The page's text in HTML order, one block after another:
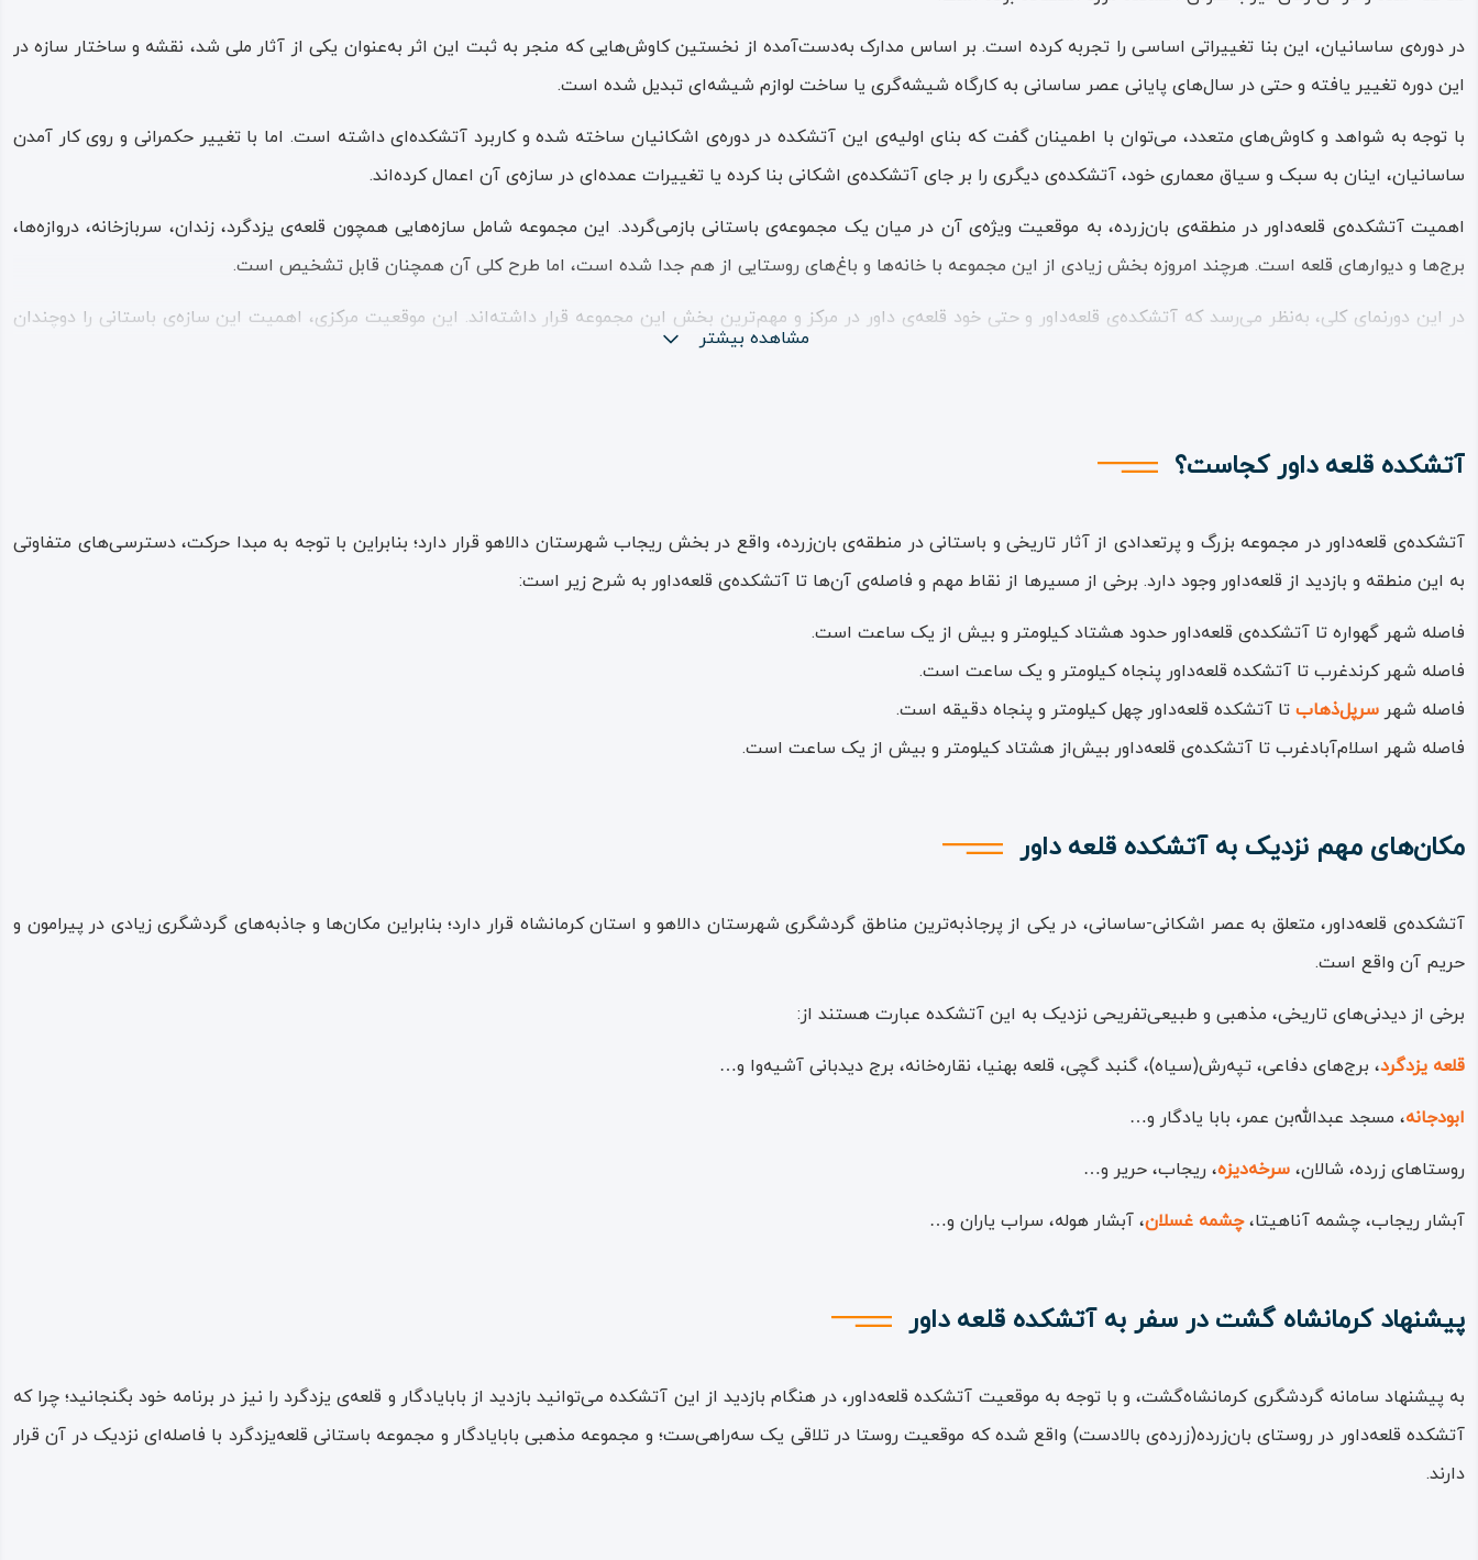
در دوره‌ی ساسانیان، این بنا تغییراتی اساسی را تجربه کرده است. بر اساس مدارک به‌دست‌آمده از نخستین کاوش‌هایی که منجر به ثبت این اثر به‌عنوان یکی از آثار ملی شد، نقشه و ساختار سازه در
این دوره تغییر یافته و حتی در سال‌های پایانی عصر ساسانی به کارگاه شیشه‌گری یا ساخت لوازم شیشه‌ای تبدیل شده است.
با توجه به شواهد و کاوش‌های متعدد، می‌توان با اطمینان گفت که بنای اولیه‌ی این آتشکده در دوره‌ی اشکانیان ساخته شده و کاربرد آتشکده‌ای داشته است. اما با تغییر حکمرانی و روی کار آمدن
ساسانیان، اینان به سبک و سیاق معماری خود، آتشکده‌ی دیگری را بر جای آتشکده‌ی اشکانی بنا کرده یا تغییرات عمده‌ای در سازه‌ی آن اعمال کرده‌اند.
اهمیت آتشکده‌ی قلعه‌داور در منطقه‌ی بان‌زرده، به موقعیت ویژه‌ی آن در میان یک مجموعه‌ی باستانی بازمی‌گردد. این مجموعه شامل سازه‌هایی همچون قلعه‌ی یزدگرد، زندان، سربازخانه، دروازه‌ها،
برج‌ها و دیوارهای قلعه است. هرچند امروزه بخش زیادی از این مجموعه با خانه‌ها و باغ‌های روستایی از هم جدا شده است، اما طرح کلی آن همچنان قابل تشخیص است.
در این دورنمای کلی، به‌نظر می‌رسد که آتشکده‌ی قلعه‌داور و حتی خود قلعه‌ی داور در مرکز و مهم‌ترین بخش این مجموعه قرار داشته‌اند. این موقعیت مرکزی، اهمیت این سازه‌ی باستانی را دوچندان
مشاهده بیشتر
آتشکده قلعه داور کجاست؟
آتشکده‌ی قلعه‌داور در مجموعه‌ بزرگ و پرتعدادی از آثار تاریخی و باستانی در منطقه‌ی بان‌زرده، واقع در بخش ریجاب شهرستان دالاهو قرار دارد؛ بنابراین با توجه به مبدا حرکت، دسترسی‌های متفاوتی
به این منطقه و بازدید از قلعه‌داور وجود دارد. برخی از مسیرها از نقاط مهم و فاصله‌ی آن‌ها تا آتشکده‌ی قلعه‌داور به شرح زیر است:
فاصله‌ شهر گهواره تا آتشکده‌ی قلعه‌داور حدود هشتاد کیلومتر و بیش از یک ساعت است.
فاصله‌ شهر کرندغرب تا آتشکده‌ قلعه‌داور پنجاه کیلومتر و یک ساعت است.
فاصله‌ شهر سرپل‌ذهاب تا آتشکده‌ قلعه‌داور چهل کیلومتر و پنجاه دقیقه است.
فاصله‌ شهر اسلام‌آبادغرب تا آتشکده‌ی قلعه‌داور بیش‌از هشتاد کیلومتر و بیش از یک ساعت است.
مکان‌های مهم نزدیک به آتشکده قلعه داور
آتشکده‌ی قلعه‌داور، متعلق به عصر اشکانی-ساسانی، در یکی از پرجاذبه‌ترین مناطق گردشگری شهرستان دالاهو و استان کرمانشاه قرار دارد؛ بنابراین مکان‌ها و جاذبه‌های گردشگری زیادی در پیرامون و
حریم آن واقع است.
برخی از دیدنی‌های تاریخی، مذهبی و طبیعی‌تفریحی نزدیک به این آتشکده عبارت هستند از:
قلعه یزدگرد، برج‌های دفاعی، تپه‌رش(سیاه)، گنبد گچی، قلعه بهنیا، نقاره‌خانه، برج دیدبانی آشیه‌وا و…
ابودجانه، مسجد عبدالله‌بن عمر، بابا یادگار و…
روستاهای زرده، شالان، سرخه‌دیزه، ریجاب، حریر و…
آبشار ریجاب، چشمه آناهیتا،چشمه غسلان، آبشار هوله، سراب یاران و…
پیشنهاد کرمانشاه گشت در سفر به آتشکده قلعه داور
به پیشنهاد سامانه‌ گردشگری کرمانشاه‌گشت، و با توجه به موقعیت آتشکده‌ قلعه‌داور، در هنگام بازدید از این آتشکده می‌توانید بازدید از بابایادگار و قلعه‌ی یزدگرد را نیز در برنامه‌ خود بگنجانید؛ چرا که
آتشکده‌ قلعه‌داور در روستای بان‌زرده(زرده‌ی بالادست) واقع شده که موقعیت روستا در تلاقی یک سه‌راهی‌ست؛ و مجموعه‌ مذهبی بابایادگار و مجموعه‌ باستانی قلعه‌یزدگرد با فاصله‌ای نزدیک در آن قرار
دارند.